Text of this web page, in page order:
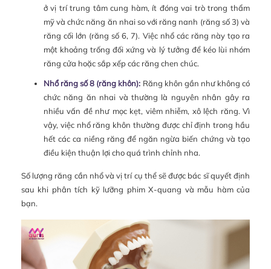
ở vị trí trung tâm cung hàm, ít đóng vai trò trong thẩm
mỹ và chức năng ăn nhai so với răng nanh (răng số 3) và
răng cối lớn (răng số 6, 7). Việc nhổ các răng này tạo ra
một khoảng trống đối xứng và lý tưởng để kéo lùi nhóm
răng cửa hoặc sắp xếp các răng chen chúc.
Nhổ răng số 8 (răng khôn): Răng khôn gần như không có
chức năng ăn nhai và thường là nguyên nhân gây ra
nhiều vấn đề như mọc kẹt, viêm nhiễm, xô lệch răng. Vì
vậy, việc nhổ răng khôn thường được chỉ định trong hầu
hết các ca niềng răng để ngăn ngừa biến chứng và tạo
điều kiện thuận lợi cho quá trình chỉnh nha.
Số lượng răng cần nhổ và vị trí cụ thể sẽ được bác sĩ quyết định
sau khi phân tích kỹ lưỡng phim X-quang và mẫu hàm của
bạn.